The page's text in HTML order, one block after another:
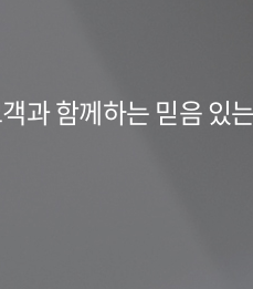
과 함께하는 믿음 있